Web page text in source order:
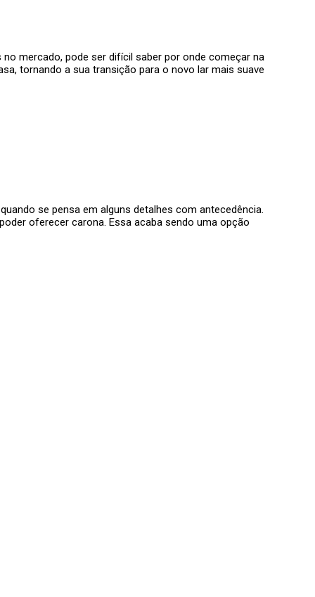
mercado, pode ser difícil saber por onde começar na
tornando a sua transição para o novo lar mais suave
se pensa em alguns detalhes com antecedência.
oferecer carona. Essa acaba sendo uma opção